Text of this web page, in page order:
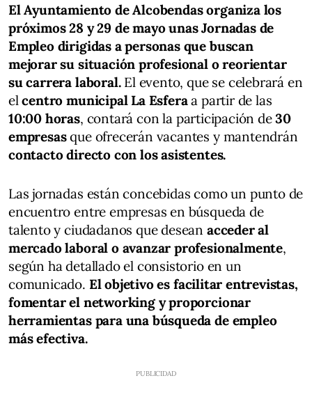
El Ayuntamiento de Alcobendas organiza los
próximos 28 y 29 de mayo unas Jornadas de
Empleo dirigidas a personas que buscan
mejorar su situación profesional o reorientar
su carrera laboral.El evento, que se celebrará en
elcentro municipal La Esferaa partir de las
10:00 horas, contará con la participación de30
empresasque ofrecerán vacantes y mantendrán
contacto directo con los asistentes.
Las jornadas están concebidas como un punto de
encuentro entre empresas en búsqueda de
talento y ciudadanos que desean acceder al
mercado laboral o avanzar profesionalmente,
según ha detallado el consistorio en un
comunicado. El objetivo es facilitar entrevistas,
fomentar el networking y proporcionar
herramientas para una búsqueda de empleo
más efectiva.